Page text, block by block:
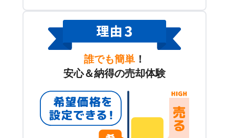
誰でも簡単 ！
安心＆納得の売却体験